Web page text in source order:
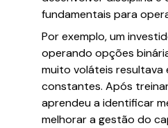
fundamentais para
Por exemplo, um
operando opções
muito voláteis resultava
constantes. Após
aprendeu a identificar
melhorar a gestão do